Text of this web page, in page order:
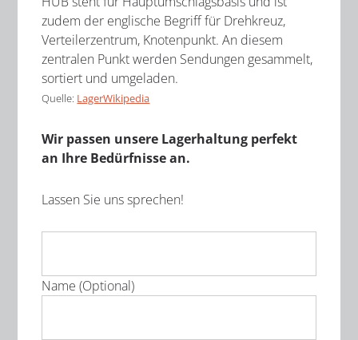
zudem der englische Begriff für Drehkreuz,
Verteilerzentrum, Knotenpunkt. An diesem
zentralen Punkt werden Sendungen gesammelt,
sortiert und umgeladen.
Quelle: LagerWikipedia
Wir passen unsere Lagerhaltung perfekt
an Ihre Bedürfnisse an.
Lassen Sie uns sprechen!
Name (Optional)